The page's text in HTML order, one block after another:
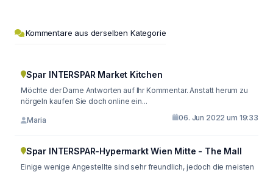
Kommentare aus derselben Kategorie
Spar INTERSPAR Market Kitchen
Möchte der Dame Antworten auf Ihr Kommentar. Anstatt herum zu
nörgeln kaufen Sie doch online ein...
Maria 06. Jun 2022 um 19:33
Spar INTERSPAR-Hypermarkt Wien Mitte - The Mall
Einige wenige Angestellte sind sehr freundlich, jedoch die meisten